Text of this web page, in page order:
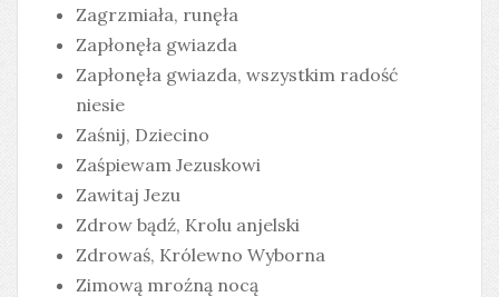
Zagrzmiała, runęła
Zapłonęła gwiazda
Zapłonęła gwiazda, wszystkim radość
niesie
Zaśnij, Dziecino
Zaśpiewam Jezuskowi
Zawitaj Jezu
Zdrow bądź, Krolu anjelski
Zdrowaś, Królewno Wyborna
Zimową mroźną nocą